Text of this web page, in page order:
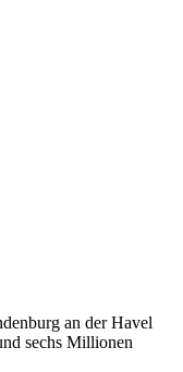
an der Havel
sechs Millionen